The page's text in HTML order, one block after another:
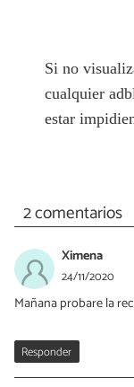
Si no
cualquier
estar
2 comentarios
Ximena
24/11/2020
Mañana probare la
Responder